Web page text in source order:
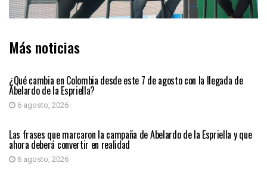
Más noticias
¿Qué cambia en Colombia desde este 7 de agosto con la llegada de
Abelardo de la Espriella?
6 agosto, 2026
PRIMER PLANO
Las frases que marcaron la campaña de Abelardo de la Espriella y que
ahora deberá convertir en realidad
6 agosto, 2026